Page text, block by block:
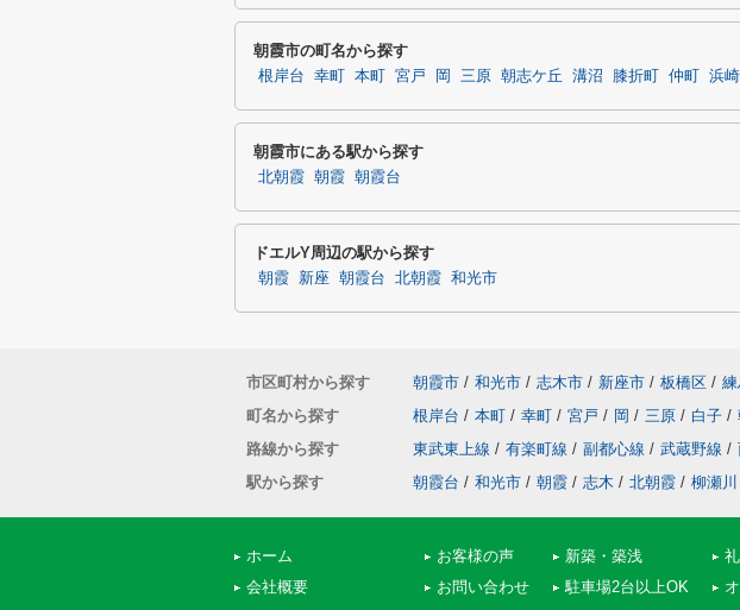
朝霞市の町名から探す
根岸台 幸町 本町 宮戸 岡 三原 朝志ケ丘 溝沼 膝折町 仲町 浜崎
朝霞市にある駅から探す
北朝霞 朝霞 朝霞台
ドエルY周辺の駅から探す
朝霞 新座 朝霞台 北朝霞 和光市
市区町村から探す 朝霞市 / 和光市 / 志木市 / 新座市 / 板橋区 /
町名から探す
根岸台 / 本町 / 幸町 / 宮戸 / 岡 / 三原 / 白子 /
路線から探す
東武東上線 / 有楽町線 / 副都心線 / 武蔵野線 /
駅から探す
朝霞台 / 和光市 / 朝霞 / 志木 / 北朝霞 / 柳瀬川
ホーム
会社概要
お客様の声
お問い合わせ
新築・築浅
駐車場2台以上OK